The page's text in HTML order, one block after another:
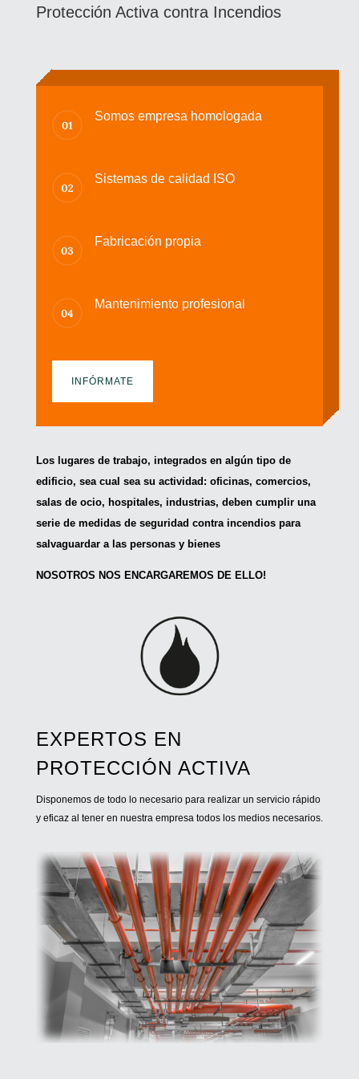
Protección Activa contra Incendios
Somos empresa homologada
Sistemas de calidad ISO
Fabricación propia
Mantenimiento profesional
INFÓRMATE
Los lugares de trabajo, integrados en algún tipo de
edificio, sea cual sea su actividad: oficinas, comercios,
salas de ocio, hospitales, industrias, deben cumplir una
serie de medidas de seguridad contra incendios para
salvaguardar a las personas y bienes
NOSOTROS NOS ENCARGAREMOS DE ELLO!
EXPERTOS EN
PROTECCIÓN ACTIVA
Disponemos de todo lo necesario para realizar un servicio rápido
y eficaz al tener en nuestra empresa todos los medios necesarios.